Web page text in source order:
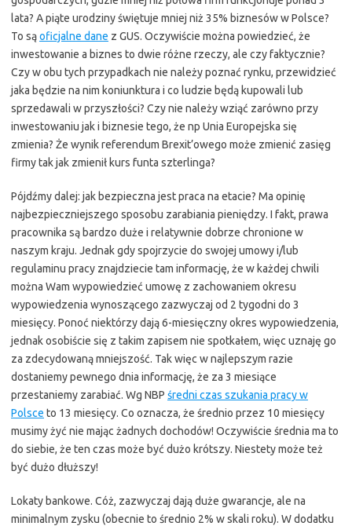
lata? A piąte urodziny świętuje mniej niż 35% biznesów w Polsce?
To sąoficjalne dane z GUS. Oczywiście można powiedzieć, że
inwestowanie a biznes to dwie różne rzeczy, ale czy faktycznie?
Czy w obu tych przypadkach nie należy poznać rynku, przewidzieć
jaka będzie na nim koniunktura i co ludzie będą kupowali lub
sprzedawali w przyszłości? Czy nie należy wziąć zarówno przy
inwestowaniu jak i biznesie tego, że np Unia Europejska się
zmienia? Że wynik referendum Brexit’owego może zmienić zasięg
firmy tak jak zmienił kurs funta szterlinga?
Pójdźmy dalej: jak bezpieczna jest praca na etacie? Ma opinię
najbezpieczniejszego sposobu zarabiania pieniędzy. I fakt, prawa
pracownika są bardzo duże i relatywnie dobrze chronione w
naszym kraju. Jednak gdy spojrzycie do swojej umowy i/lub
regulaminu pracy znajdziecie tam informację, że w każdej chwili
można Wam wypowiedzieć umowę z zachowaniem okresu
wypowiedzenia wynoszącego zazwyczaj od 2 tygodni do 3
miesięcy. Ponoć niektórzy dają 6-miesięczny okres wypowiedzenia,
jednak osobiście się z takim zapisem nie spotkałem, więc uznaję go
za zdecydowaną mniejszość. Tak więc w najlepszym razie
dostaniemy pewnego dnia informację, że za 3 miesiące
przestaniemy zarabiać. Wg NBP średni czas szukania pracy w
Polsce to 13 miesięcy. Co oznacza, że średnio przez 10 miesięcy
musimy żyć nie mając żadnych dochodów! Oczywiście średnia ma to
do siebie, że ten czas może być dużo krótszy. Niestety może też
być dużo dłuższy!
Lokaty bankowe. Cóż, zazwyczaj dają duże gwarancje, ale na
minimalnym zysku (obecnie to średnio 2% w skali roku). W dodatku